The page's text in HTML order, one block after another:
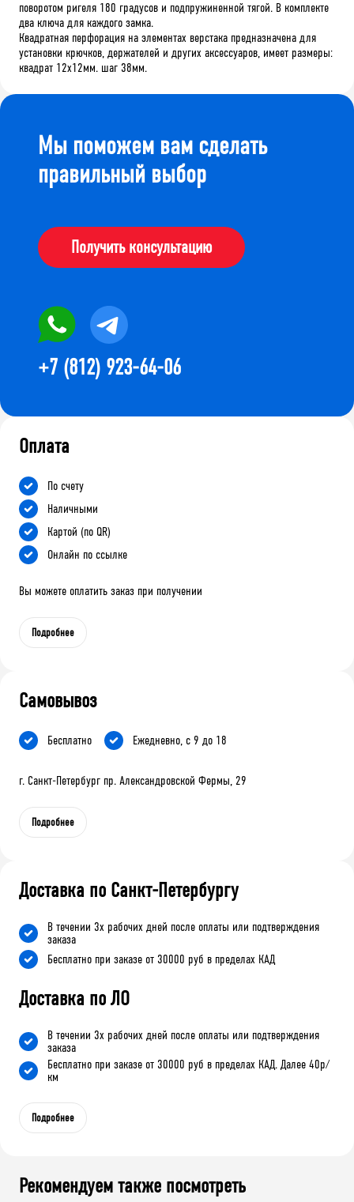
поворотом ригеля 180 градусов и подпружиненной тягой. В комплекте
два ключа для каждого замка.
Квадратная перфорация на элементах верстака предназначена для
установки крючков, держателей и других аксессуаров, имеет размеры:
квадрат 12х12мм. шаг 38мм.
Мы поможем вам сделать
правильный выбор
Получить консультацию
+7 (812) 923-64-06
Оплата
По счету
Наличными
Картой (по QR)
Онлайн по ссылке
Вы можете оплатить заказ при получении
Подробнее
Самовывоз
Бесплатно Ежедневно, с 9 до 18
г. Санкт-Петербург пр. Александровской Фермы, 29
Подробнее
Доставка по Санкт-Петербургу
В течении 3х рабочих дней после оплаты или подтверждения
заказа
Бесплатно при заказе от 30000 руб в пределах КАД
Доставка по ЛО
В течении 3х рабочих дней после оплаты или подтверждения
заказа
Бесплатно при заказе от 30000 руб в пределах КАД. Далее 40р/
км
Подробнее
Рекомендуем также посмотреть